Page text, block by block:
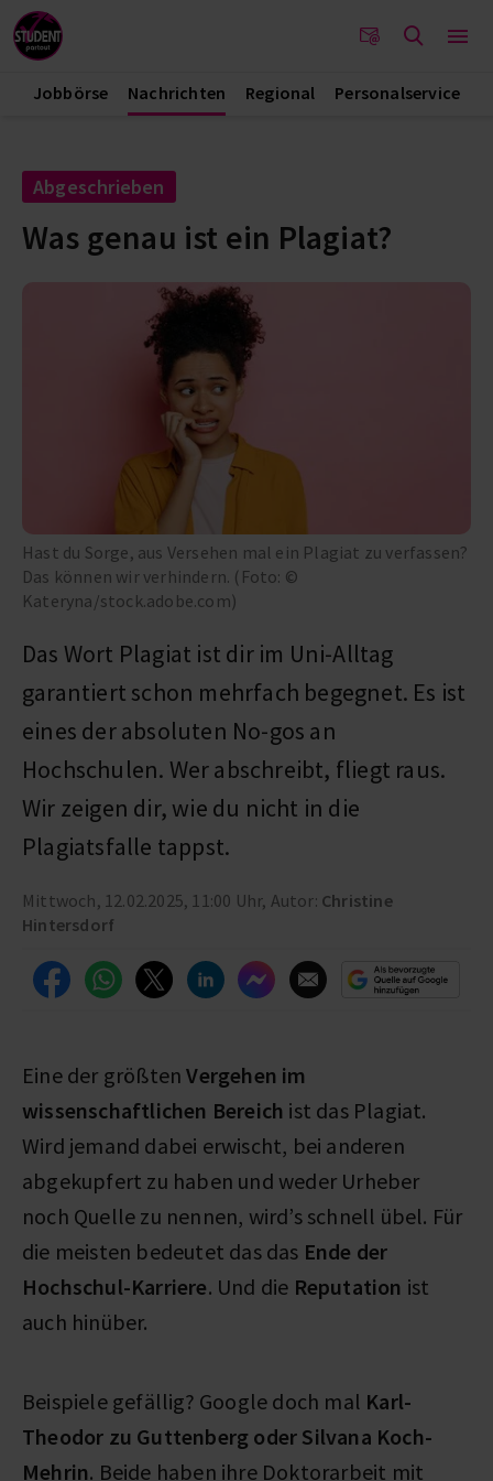
Jobbörse Nachrichten Regional Personalservice
Abgeschrieben
Was genau ist ein Plagiat?
Hast du Sorge, aus Versehen mal ein Plagiat zu verfassen?
Das können wir verhindern. (Foto: ©
Kateryna/stock.adobe.com)
Das Wort Plagiat ist dir im Uni-Alltag
garantiert schon mehrfach begegnet. Es ist
eines der absoluten No-gos an
Hochschulen. Wer abschreibt, fliegt raus.
Wir zeigen dir, wie du nicht in die
Plagiatsfalle tappst.
Mittwoch, 12.02.2025, 11:00 Uhr, Autor: Christine
Hintersdorf
Eine der größten Vergehen im
wissenschaftlichen Bereich ist das Plagiat.
Wird jemand dabei erwischt, bei anderen
abgekupfert zu haben und weder Urheber
noch Quelle zu nennen, wird’s schnell übel. Für
die meisten bedeutet das das Ende der
Hochschul-Karriere. Und die Reputation ist
auch hinüber.
Beispiele gefällig? Google doch mal Karl-
Theodor zu Guttenberg oder Silvana Koch-
Mehrin. Beide haben ihre Doktorarbeit mit